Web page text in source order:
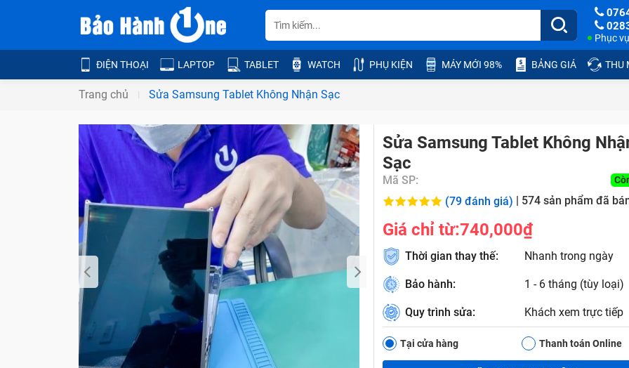
Phục
ĐIỆN THOẠI LAPTOP TABLET WATCH PHỤ KIỆN MÁY MỚI 98% BẢNG GIÁ THU
Trang chủ Sửa Samsung Tablet Không Nhận Sạc
Sửa Samsung Tablet Không
Sạc
Mã SP:
(79 đánh giá) | 574 sản phẩm đã
Giá chỉ từ:740,000₫
Thời gian thay thế: Nhanh trong ngày
Bảo hành: 1 - 6 tháng (tùy loại)
Quy trình sửa: Khách xem trực tiếp
Tại cửa hàng Thanh toán Online